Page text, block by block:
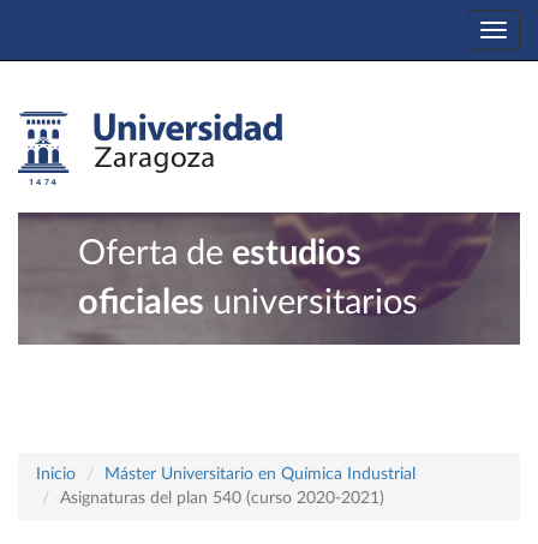
Oferta de estudios
oficiales universitarios
Inicio
Máster Universitario en Química Industrial
Asignaturas del plan 540 (curso 2020-2021)